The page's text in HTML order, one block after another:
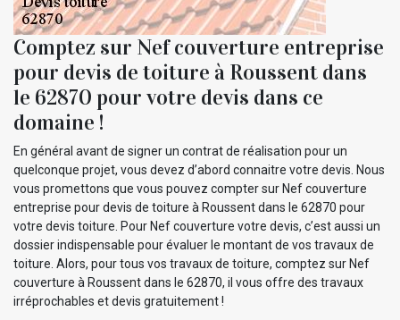
Comptez sur Nef couverture entreprise
pour devis de toiture à Roussent dans
le 62870 pour votre devis dans ce
domaine !
En général avant de signer un contrat de réalisation pour un
quelconque projet, vous devez d’abord connaitre votre devis. Nous
vous promettons que vous pouvez compter sur Nef couverture
entreprise pour devis de toiture à Roussent dans le 62870 pour
votre devis toiture. Pour Nef couverture votre devis, c’est aussi un
dossier indispensable pour évaluer le montant de vos travaux de
toiture. Alors, pour tous vos travaux de toiture, comptez sur Nef
couverture à Roussent dans le 62870, il vous offre des travaux
irréprochables et devis gratuitement !